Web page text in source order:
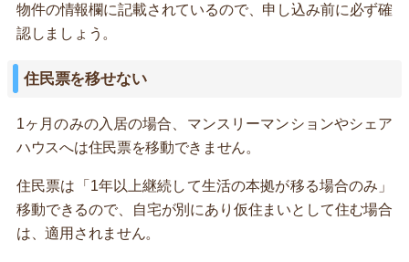
物件の情報欄に記載されているので、申し込み前に必ず確
認しましょう。
住民票を移せない
1ヶ月のみの入居の場合、マンスリーマンションやシェア
ハウスへは住民票を移動できません。
住民票は「1年以上継続して生活の本拠が移る場合のみ」
移動できるので、自宅が別にあり仮住まいとして住む場合
は、適用されません。